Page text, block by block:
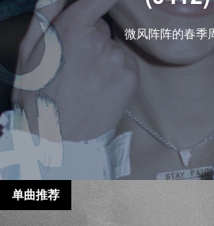
微风阵阵的春季
单曲推荐